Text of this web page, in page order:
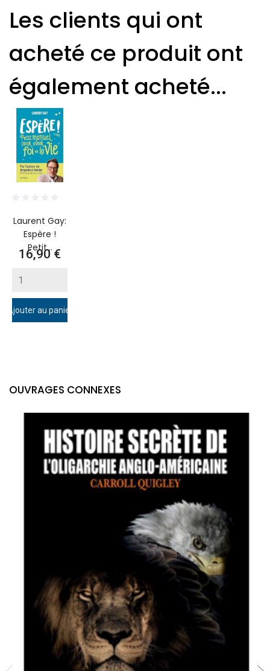
Les clients qui ont
acheté ce produit ont
également acheté...
Laurent Gay:
Espère !
Petit...
Prix
16,90 €
Ajouter au panier
OUVRAGES CONNEXES